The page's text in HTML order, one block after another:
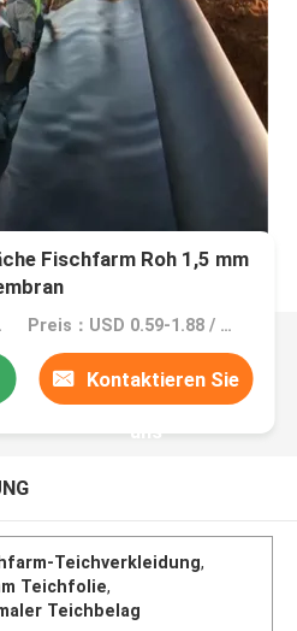
Fischfarm Roh 1,5 mm
Preis：USD 0.59-1.88 / Square Meter
Kontaktieren Sie
uns
Teichverkleidung,
Teichfolie,
Teichbelag